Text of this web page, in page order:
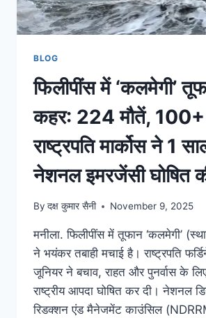
BLOG
फिलीपींस में ‘कलमेगी’
कहर: 224 मौतें, 100+
राष्ट्रपति मार्कोस ने 1
नेशनल इमरजेंसी घोषित
By दक्ष कुमार सैनी November 9, 2025
मनीला. फिलीपींस में तूफान ‘कलमेगी’
ने भयंकर तबाही मचाई है। राष्ट्रपति
जूनियर ने बचाव, राहत और पुनर्वास के
राष्ट्रीय आपदा घोषित कर दी। नेशनल
रिडक्शन एंड मैनेजमेंट काउंसिल